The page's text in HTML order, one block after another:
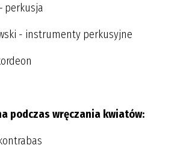
perkusja
- instrumenty perkusyjne
podczas wręczania kwiatów: